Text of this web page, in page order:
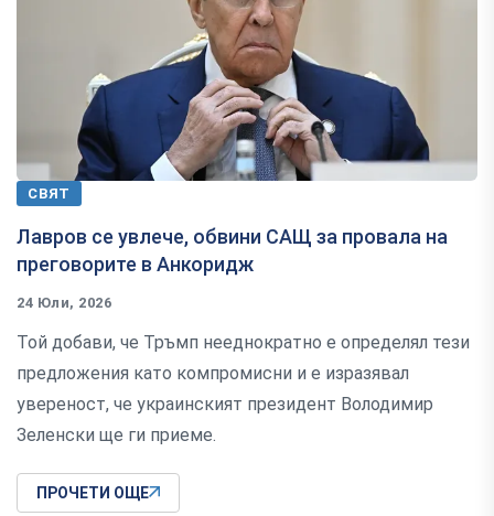
СВЯТ
Лавров се увлече, обвини САЩ за провала на
преговорите в Анкоридж
24 Юли, 2026
Той добави, че Тръмп нееднократно е определял тези
предложения като компромисни и е изразявал
увереност, че украинският президент Володимир
Зеленски ще ги приеме.
ПРОЧЕТИ ОЩЕ